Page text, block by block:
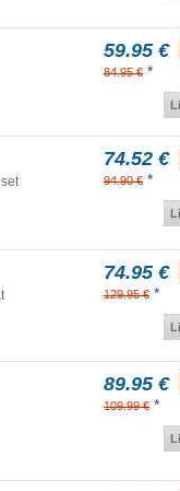
59.95 €
84.95 € *
74.52 €
94.90 € *
74.95 €
129.95 € *
89.95 €
109.99 € *